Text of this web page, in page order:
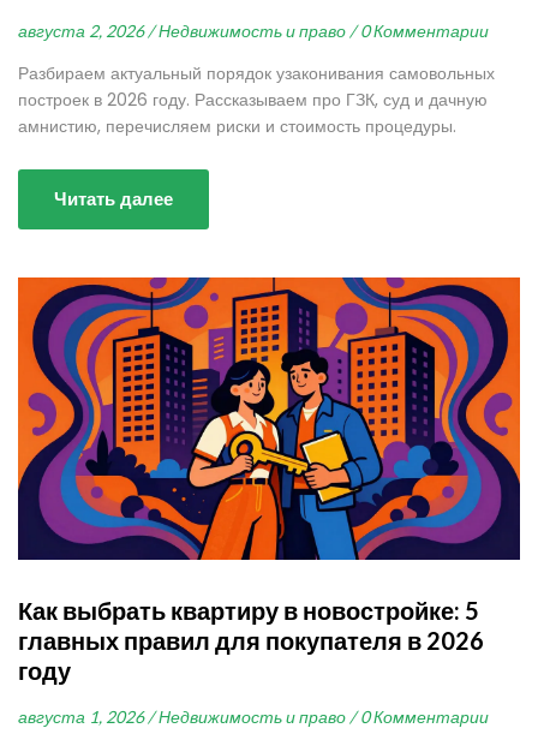
августа 2, 2026 / Недвижимость и право / 0 Комментарии
Разбираем актуальный порядок узаконивания самовольных
построек в 2026 году. Рассказываем про ГЗК, суд и дачную
амнистию, перечисляем риски и стоимость процедуры.
Читать далее
Как выбрать квартиру в новостройке: 5
главных правил для покупателя в 2026
году
августа 1, 2026 / Недвижимость и право / 0 Комментарии